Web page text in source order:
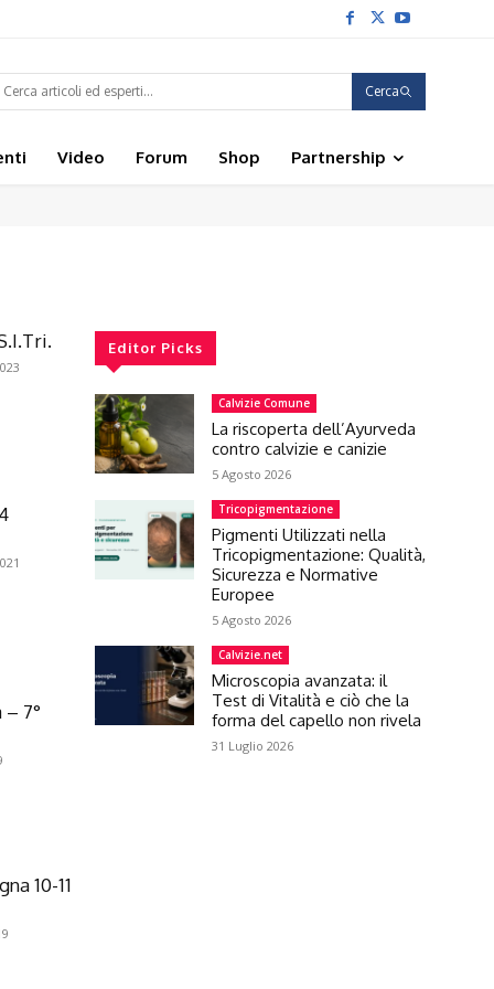
Cerca
Video Forum Shop Partnership
7°
10-11
Editor Picks
Calvizie Comune
La riscoperta dell’Ayurveda
contro calvizie e canizie
5 Agosto 2026
Tricopigmentazione
Pigmenti Utilizzati nella
Tricopigmentazione: Qualità,
Sicurezza e Normative
Europee
5 Agosto 2026
Calvizie.net
Microscopia avanzata: il
Test di Vitalità e ciò che la
forma del capello non rivela
31 Luglio 2026